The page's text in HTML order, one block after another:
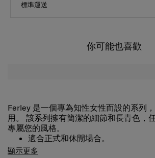
標準運送
你可能也喜歡
Ferley 是一個專為知性女性而設的系列
用。 該系列擁有簡潔的細節和長青色，
專屬您的風格。
適合正式和休閒場合。
可容納 iPad。
顯示更多